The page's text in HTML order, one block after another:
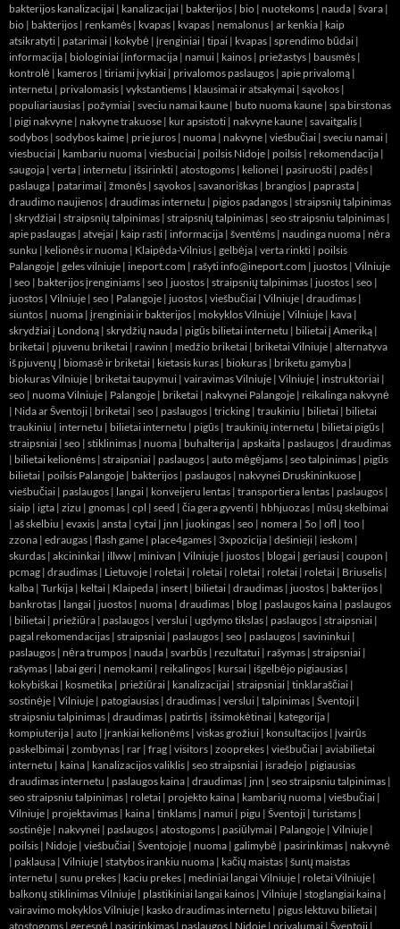
bakterijos kanalizacijai | kanalizacijai | bakterijos | bio | nuotekoms | nauda | švara |
bio | bakterijos | renkamės | kvapas | kvapas | nemalonus | ar kenkia | kaip
atsikratyti | patarimai | kokybė | įrenginiai | tipai | kvapas | sprendimo būdai |
informacija | biologiniai |informacija | namui | kainos | priežastys | bausmės |
kontrolė | kameros | tiriami įvykiai | privalomos paslaugos | apie privalomą |
internetu | privalomasis | vykstantiems | klausimai ir atsakymai | sąvokos |
populiariausias | požymiai | sveciu namai kaune | buto nuoma kaune | spa birstonas
| pigi nakvyne | nakvyne trakuose | kur apsistoti | nakvyne kaune | savaitgalis |
sodybos | sodybos kaime | prie juros | nuoma | nakvyne | viešbučiai | sveciu namai |
viesbuciai | kambariu nuoma | viesbuciai | poilsis Nidoje | poilsis | rekomendacija |
saugoja | verta | internetu | išsirinkti | atostogoms | kelionei | pasiruošti | padės |
paslauga | patarimai | žmonės | sąvokos | savanoriškas | brangios | paprasta |
draudimo naujienos | draudimas internetu | pigios padangos | straipsnių talpinimas
| skrydžiai | straipsnių talpinimas | straipsnių talpinimas | seo straipsniu talpinimas |
apie paslaugas | atvejai | kaip rasti | informacija | šventėms | naudinga nuoma | nėra
sunku | kelionės ir nuoma | Klaipėda-Vilnius | gelbėja | verta rinkti | poilsis
Palangoje | geles vilniuje | ineport.com | rašyti info@ineport.com | juostos | Vilniuje
| seo | bakterijos įrenginiams | seo | juostos | straipsnių talpinimas | juostos | seo |
juostos | Vilniuje | seo | Palangoje | juostos | viešbučiai | Vilniuje | draudimas |
siuntos | nuoma | įrenginiai ir bakterijos | mokyklos Vilniuje | Vilniuje | kava |
skrydžiai į Londoną | skrydžių nauda | pigūs bilietai internetu | bilietai į Ameriką |
briketai | pjuvenu briketai | rawinn | medžio briketai | briketai Vilniuje | alternatyva
iš pjuvenų | biomasė ir briketai | kietasis kuras | biokuras | briketu gamyba |
biokuras Vilniuje | briketai taupymui | vairavimas Vilniuje | Vilniuje | instruktoriai |
seo | nuoma Vilniuje | Palangoje | briketai | nakvynei Palangoje | reikalinga nakvynė
| Nida ar Šventoji | briketai | seo | paslaugos | tricking | traukiniu | bilietai | bilietai
traukiniu | internetu | bilietai internetu | pigūs | traukinių internetu | bilietai pigūs |
straipsniai | seo | stiklinimas | nuoma | buhalterija | apskaita | paslaugos | draudimas
| bilietai kelionėms | straipsniai | paslaugos | auto mėgėjams | seo talpinimas | pigūs
bilietai | poilsis Palangoje | bakterijos | paslaugos | nakvynei Druskininkuose |
viešbučiai | paslaugos | langai | konveijeru lentas | transportiera lentas | paslaugos |
siaip | igta | zizu | gnomas | cpl | seed | čia gera gyventi | hbhjuozas | mūsų skelbimai
| aš skelbiu | evaxis | ansta | cytai | jnn | juokingas | seo | nomera | 5o | ofl | too |
zzona | edraugas | flash game | place4games | 3xpozicija | dešinieji | ieskom |
skurdas | akcininkai | illww | minivan | Vilniuje | juostos | blogai | geriausi | coupon |
pcmag | draudimas | Lietuvoje | roletai | roletai | roletai | roletai | roletai | Briuselis |
kalba | Turkija | keltai | Klaipeda | insert | bilietai | draudimas | juostos | bakterijos |
bankrotas | langai | juostos | nuoma | draudimas | blog | paslaugos kaina | paslaugos
| bilietai | priežiūra | paslaugos | verslui | ugdymo tikslas | paslaugos | straipsniai |
pagal rekomendacijas | straipsniai | paslaugos | seo | paslaugos | savininkui |
paslaugos | nėra trumpos | nauda | svarbūs | rezultatui | rašymas | straipsniai |
rašymas | labai geri | nemokami | reikalingos | kursai | išgelbėjo pigiausias |
kokybiškai | kosmetika | priežiūrai | kanalizacijai | straipsniai | tinklaraščiai |
sostinėje | Vilniuje | patogiausias | draudimas | verslui | talpinimas | Šventoji |
straipsniu talpinimas | draudimas | patirtis | išsimokėtinai | kategorija |
kompiuterija | auto | įrankiai kelionėms | viskas grožiui | konsultacijos | įvairūs
paskelbimai | zombynas | rar | frag | visitors | zooprekes | viešbučiai | aviabilietai
internetu | kaina | kanalizacijos valiklis | seo straipsniai | isradejo | pigiausias
draudimas internetu | paslaugos kaina | draudimas | jnn | seo straipsniu talpinimas |
seo straipsniu talpinimas | roletai | projekto kaina | kambarių nuoma | viešbučiai |
Vilniuje | projektavimas | kaina | tinklams | namui | pigu | Šventoji | turistams |
sostinėje | nakvynei | paslaugos | atostogoms | pasiūlymai | Palangoje | Vilniuje |
poilsis | Nidoje | viešbučiai | Šventojoje | nuoma | galimybė | pasirinkimas | nakvynė
| paklausa | Vilniuje | statybos irankiu nuoma | kačių maistas | šunų maistas
internetu | sunu prekes | kaciu prekes | mediniai langai Vilniuje | roletai Vilniuje |
balkonų stiklinimas Vilniuje | plastikiniai langai kainos | Vilniuje | stoglangiai kaina |
vairavimo mokyklos Vilniuje | kasko draudimas internetu | pigus lektuvu bilietai |
atostogoms | geresnė | pasirinkimas | paslaugos | Nidoje | privalumai | Šventoji |